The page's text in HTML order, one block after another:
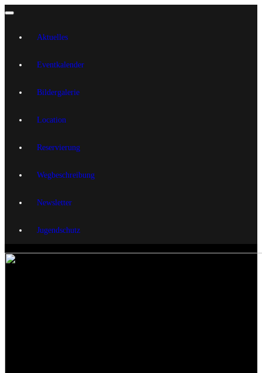
Aktuelles
Eventkalender
Bildergalerie
Location
Reservierung
Wegbeschreibung
Newsletter
Jugendschutz